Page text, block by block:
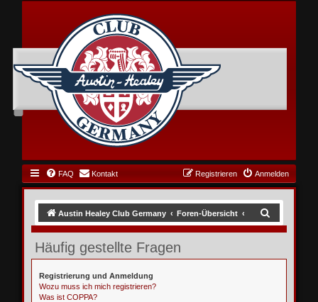
FAQ Kontakt Anmelden
Registrieren
Austin Healey Club Germany Foren-Übersicht
Häufig gestellte Fragen
Registrierung und Anmeldung
Wozu muss ich mich registrieren?
Was ist COPPA?